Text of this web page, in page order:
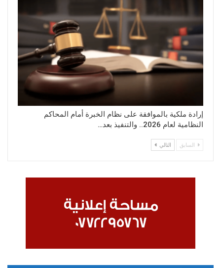
إرادة ملكية بالموافقة على نظام الخبرة أمام المحاكم
النظامية لعام 2026.. والتنفيذ بعد…
السابق التالي